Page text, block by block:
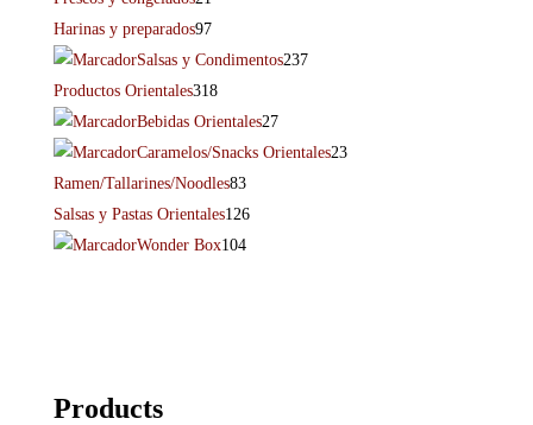
Harinas y preparados97
Salsas y Condimentos237
Productos Orientales318
Bebidas Orientales27
Caramelos/Snacks Orientales23
Ramen/Tallarines/Noodles83
Salsas y Pastas Orientales126
Wonder Box104
Products